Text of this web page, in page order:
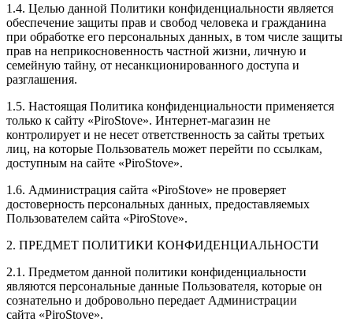
1.4. Целью данной Политики конфиденциальности является
обеспечение защиты прав и свобод человека и гражданина
при обработке его персональных данных, в том числе защиты
прав на неприкосновенность частной жизни, личную и
семейную тайну, от несанкционированного доступа и
разглашения.
1.5. Настоящая Политика конфиденциальности применяется
только к сайту «PiroStove». Интернет-магазин не
контролирует и не несет ответственность за сайты третьих
лиц, на которые Пользователь может перейти по ссылкам,
доступным на сайте «PiroStove».
1.6. Администрация сайта «PiroStove» не проверяет
достоверность персональных данных, предоставляемых
Пользователем сайта «PiroStove».
2. ПРЕДМЕТ ПОЛИТИКИ КОНФИДЕНЦИАЛЬНОСТИ
2.1. Предметом данной политики конфиденциальности
являются персональные данные Пользователя, которые он
сознательно и добровольно передает Администрации
сайта «PiroStove».